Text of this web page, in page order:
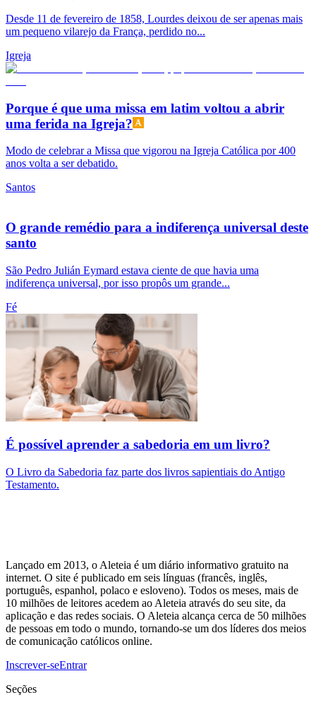
Desde 11 de fevereiro de 1858, Lourdes deixou de ser apenas mais
um pequeno vilarejo da França, perdido no...
Igreja
Porque é que uma missa em latim voltou a abrir
uma ferida na Igreja?
Modo de celebrar a Missa que vigorou na Igreja Católica por 400
anos volta a ser debatido.
Santos
O grande remédio para a indiferença universal deste
santo
São Pedro Julián Eymard estava ciente de que havia uma
indiferença universal, por isso propôs um grande...
Fé
É possível aprender a sabedoria em um livro?
O Livro da Sabedoria faz parte dos livros sapientiais do Antigo
Testamento.
Lançado em 2013, o Aleteia é um diário informativo gratuito na
internet. O site é publicado em seis línguas (francês, inglês,
português, espanhol, polaco e esloveno). Todos os meses, mais de
10 milhões de leitores acedem ao Aleteia através do seu site, da
aplicação e das redes sociais. O Aleteia alcança cerca de 50 milhões
de pessoas em todo o mundo, tornando-se um dos líderes dos meios
de comunicação católicos online.
Inscrever-seEntrar
Seções